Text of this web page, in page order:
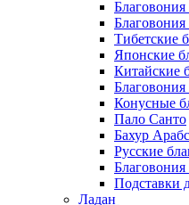
Благовония
Тибетские
Японские
Китайские
Конусные
Пало Санто
Бахур
Русские
Подставки
Ладан